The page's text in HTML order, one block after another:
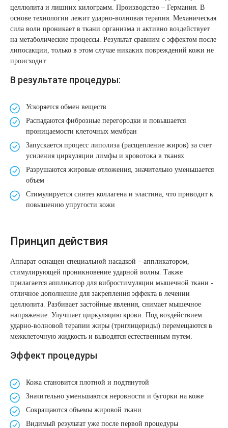
целлюлита и лишних килограмм. Производство – Германия. В
основе технологии лежит ударно-волновая терапия. Механическая
сила волн проникает в ткани организма и активно воздействует
на метаболические процессы. Результат сравним с эффектом после
липосакции, только в этом случае никаких повреждений кожи не
происходит.
В результате процедуры:
Ускоряется обмен веществ
Распадаются фиброзные перегородки и повышается
проницаемости клеточных мембран
Запускается процесс липолиза (расщепление жиров) за счет
усиления циркуляции лимфы и кровотока в тканях
Разрушаются жировые отложения, значительно уменьшается
объем
Стимулируется синтез коллагена и эластина, что приводит к
повышению упругости кожи
Принцип действия
Аппарат оснащен специальной насадкой – аппликатором,
стимулирующей проникновение ударной волны. Также
прилагается аппликатор для вибростимуляции мышечной ткани -
отличное дополнение для закрепления эффекта в лечении
целлюлита. Разбивает застойные явления, снимает мышечное
напряжение. Улучшает циркуляцию крови. Под воздействием
ударно-волновой терапии жиры (триглицериды) перемещаются в
межклеточную жидкость и выводятся естественным путем.
Эффект процедуры
Кожа становится плотной и подтянутой
Значительно уменьшаются неровности и бугорки на коже
Сокращаются объемы жировой ткани
Видимый результат уже после первой процедуры
Лечение прыщей (угревой сыпи)
Лечение гиперпигментации
Удаление веснушек
Удаление сосудистых звездочек
Удаление винного пятна
Лечение псориаза
Лазерный пилинг
Лазерное удаление рубцов
Удаление новообразований
Лазерное лечение постакне
Омоложение QOOLGLOW
QOOL- омоложение
Карбоновый пилинг
Лазерное лечение ринофимы
Лазерное лечение розацеа
Therapy Pulse
Фотодинамическая терапия HELEO™
Удалить носогубные складки
Удалить перманентный макияж
Удалить рубцы
Поднять брови
Молодую и увлажнённую кожу вокруг глаз
Вылечить расширенные поры
Избавиться от комедонов на лице
Избавиться от пигментных пятен на лице
Восстановление здоровья волос
Сделать педикюр
Купить сертификат
Купить абонемент